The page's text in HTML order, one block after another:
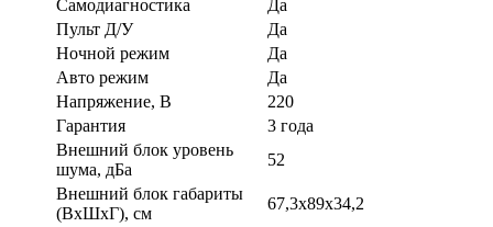
Самодиагностика
Да
Пульт Д/У
Да
Ночной режим
Да
Авто режим
Да
Напряжение, В
220
Гарантия
3 года
Внешний блок уровень
шума, дБа
52
Внешний блок габариты
(ВхШхГ), см
67,3x89x34,2